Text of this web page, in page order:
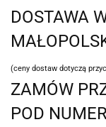
DOSTAWA
(ceny dostaw dotyczą
ZAMÓW
POD